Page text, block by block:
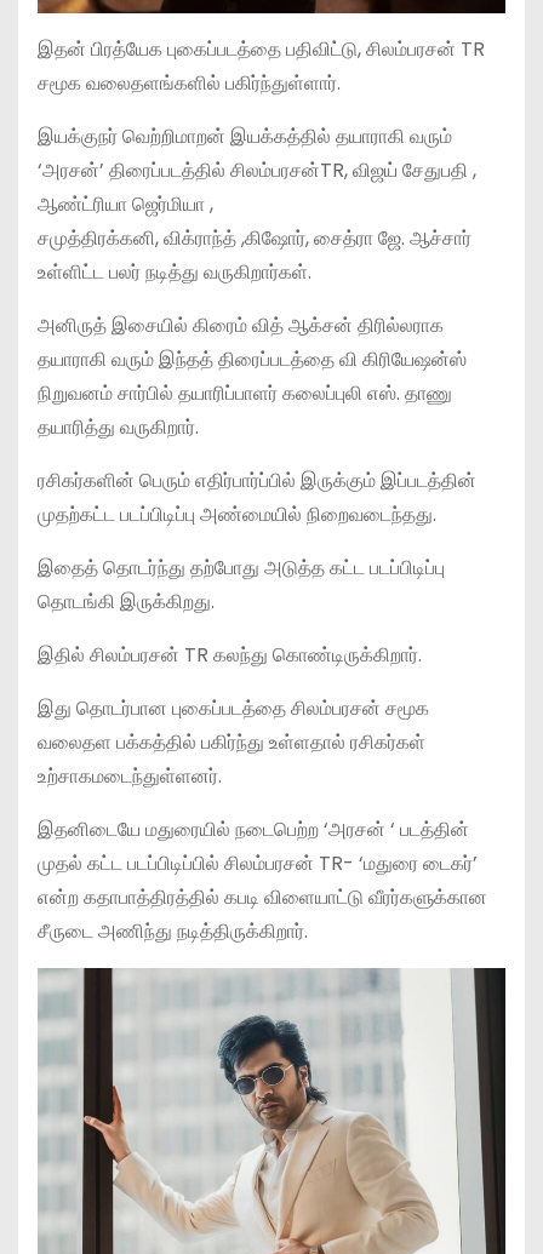
இதன் பிரத்யேக புகைப்படத்தை பதிவிட்டு, சிலம்பரசன் TR
சமூக வலைதளங்களில் பகிர்ந்துள்ளார்.
இயக்குநர் வெற்றிமாறன் இயக்கத்தில் தயாராகி வரும்
‘அரசன்’ திரைப்படத்தில் சிலம்பரசன்TR, விஜய் சேதுபதி ,
ஆண்ட்ரியா ஜெர்மியா ,
சமுத்திரக்கனி, விக்ராந்த் ,கிஷோர், சைத்ரா ஜே. ஆச்சார்
உள்ளிட்ட பலர் நடித்து வருகிறார்கள்.
அனிருத் இசையில் கிரைம் வித் ஆக்சன் திரில்லராக
தயாராகி வரும் இந்தத் திரைப்படத்தை வி கிரியேஷன்ஸ்
நிறுவனம் சார்பில் தயாரிப்பாளர் கலைப்புலி எஸ். தாணு
தயாரித்து வருகிறார்.
ரசிகர்களின் பெரும் எதிர்பார்ப்பில் இருக்கும் இப்படத்தின்
முதற்கட்ட படப்பிடிப்பு அண்மையில் நிறைவடைந்தது.
இதைத் தொடர்ந்து தற்போது அடுத்த கட்ட படப்பிடிப்பு
தொடங்கி இருக்கிறது.
இதில் சிலம்பரசன் TR கலந்து கொண்டிருக்கிறார்.
இது தொடர்பான புகைப்படத்தை சிலம்பரசன் சமூக
வலைதள பக்கத்தில் பகிர்ந்து உள்ளதால் ரசிகர்கள்
உற்சாகமடைந்துள்ளனர்.
இதனிடையே மதுரையில் நடைபெற்ற ‘அரசன் ‘ படத்தின்
முதல் கட்ட படப்பிடிப்பில் சிலம்பரசன் TR- ‘மதுரை டைகர்’
என்ற கதாபாத்திரத்தில் கபடி விளையாட்டு வீரர்களுக்கான
சீருடை அணிந்து நடித்திருக்கிறார்.